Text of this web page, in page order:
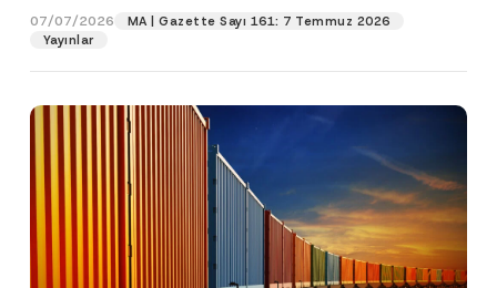
07/07/2026
MA | Gazette Sayı 161: 7 Temmuz 2026
YayınlarPozisyon
E-Posta Adresi
Telefon Numarası